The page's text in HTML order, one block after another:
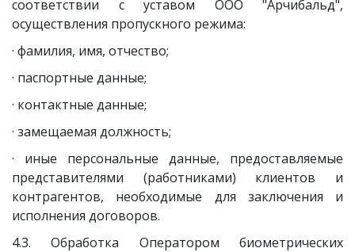
соответствии с уставом ООО "Арчибальд",
осуществления пропускного режима:
· фамилия, имя, отчество;
· паспортные данные;
· контактные данные;
· замещаемая должность;
· иные персональные данные, предоставляемые
представителями (работниками) клиентов и
контрагентов, необходимые для заключения и
исполнения договоров.
4.3. Обработка Оператором биометрических